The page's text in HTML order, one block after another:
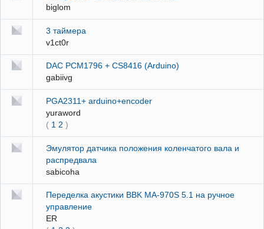
biglom
3 таймера
v1ct0r
DAC PCM1796 + CS8416 (Arduino)
gabiivg
PGA2311+ arduino+encoder
yuraword
( 1 2 )
Эмулятор датчика положения коленчатого вала и
распредвала
sabicoha
Переделка акустики BBK MA-970S 5.1 на ручное
управление
ER